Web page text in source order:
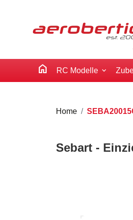
home RC Modelle
Home
Sebart -